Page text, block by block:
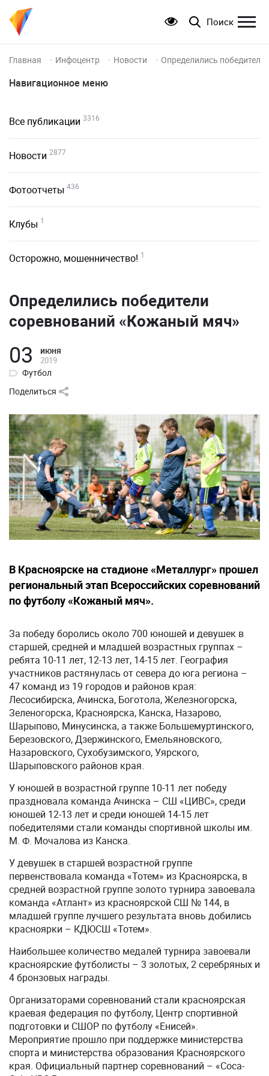
Поиск
Главная Инфоцентр Новости Определились
Навигационное меню
Все публикации 3316
Новости 2877
Фотоотчеты 436
Клубы 1
Осторожно, мошенничество! 1
Определились победители
соревнований «Кожаный мяч»
03 июня
2019
Футбол
Поделиться
В Красноярске на стадионе «Металлург» прошел
региональный этап Всероссийских соревнований
по футболу «Кожаный мяч».
За победу боролись около 700 юношей и девушек в
старшей, средней и младшей возрастных группах –
ребята 10-11 лет, 12-13 лет, 14-15 лет. География
участников растянулась от севера до юга региона –
47 команд из 19 городов и районов края:
Лесосибирска, Ачинска, Боготола, Железногорска,
Зеленогорска, Красноярска, Канска, Назарово,
Шарыпово, Минусинска, а также Большемуртинского,
Березовского, Дзержинского, Емельяновского,
Назаровского, Сухобузимского, Уярского,
Шарыповского районов края.
У юношей в возрастной группе 10-11 лет победу
праздновала команда Ачинска – СШ «ЦИВС», среди
юношей 12-13 лет и среди юношей 14-15 лет
победителями стали команды спортивной школы им.
М. Ф. Мочалова из Канска.
У девушек в старшей возрастной группе
первенствовала команда «Тотем» из Красноярска, в
средней возрастной группе золото турнира завоевала
команда «Атлант» из красноярской СШ № 144, в
младшей группе лучшего результата вновь добились
красноярки – КДЮСШ «Тотем».
Наибольшее количество медалей турнира завоевали
красноярские футболисты – 3 золотых, 2 серебряных и
4 бронзовых награды.
Организаторами соревнований стали красноярская
краевая федерация по футболу, Центр спортивной
подготовки и СШОР по футболу «Енисей».
Мероприятие прошло при поддержке министерства
спорта и министерства образования Красноярского
края. Официальный партнер соревнований – «Coca-